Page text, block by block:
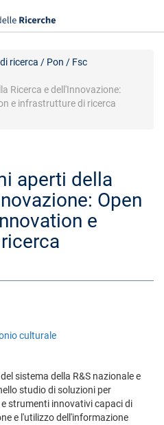
ricerca / Pon / Fsc
Ricerca e dell'Innovazione:
e infrastrutture di ricerca
aperti della
Open
e
culturale
sistema della R&S nazionale e
studio di soluzioni per
strumenti innovativi capaci di
e l'utilizzo dell'informazione